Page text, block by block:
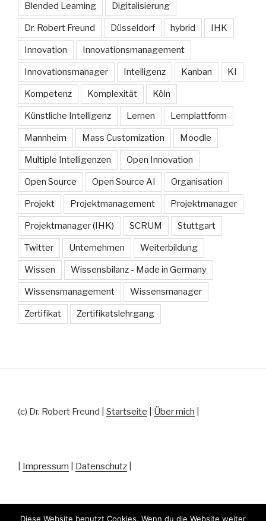
Blended Learning Digitalisierung
Dr. Robert Freund Düsseldorf hybrid IHK
Innovation Innovationsmanagement
Innovationsmanager Intelligenz Kanban KI
Kompetenz Komplexität Köln
Künstliche Intelligenz Lernen Lernplattform
Mannheim Mass Customization Moodle
Multiple Intelligenzen Open Innovation
Open Source Open Source AI Organisation
Projekt Projektmanagement Projektmanager
Projektmanager (IHK) SCRUM Stuttgart
Twitter Unternehmen Weiterbildung
Wissen Wissensbilanz - Made in Germany
Wissensmanagement Wissensmanager
Zertifikat Zertifikatslehrgang
(c) Dr. Robert Freund | Startseite Über mich
Impressum Datenschutz
Diese Website benutzt Cookies. Wenn du die Website weiter